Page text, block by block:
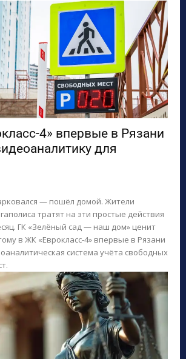
4» впервые в Рязани
для
— пошёл домой. Жители
тратят на эти простые действия
ГК «Зелёный сад — наш дом» ценит
в ЖК «Еврокласс-4» впервые в Рязани
система учёта свободных